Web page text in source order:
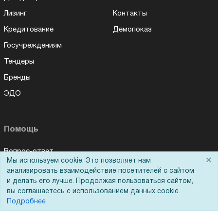
Лизинг
Кредитование
Госучреждениям
Тендеры
Бренды
ЭДО
Контакты
Демопоказ
Помощь
Вопрос-ответ
Гарантии и возврат
Сервисный центр
Мы используем cookie. Это позволяет нам
анализировать взаимодействие посетителей с сайтом
и делать его лучше. Продолжая пользоваться сайтом,
вы соглашаетесь с использованием данных cookie.
Подробнее
×